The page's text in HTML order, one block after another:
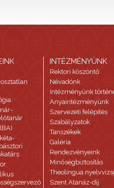
INTÉZMÉNYÜNK
Rektori köszöntő
Névadónk
Intézményünk
Anyaintézményünk
Szervezeti felépítés
Szabályzatok
Tanszékek
Galéria
Rendezvényeink
Minőségbiztosítás
Theolingua
Szent Atanáz-díj